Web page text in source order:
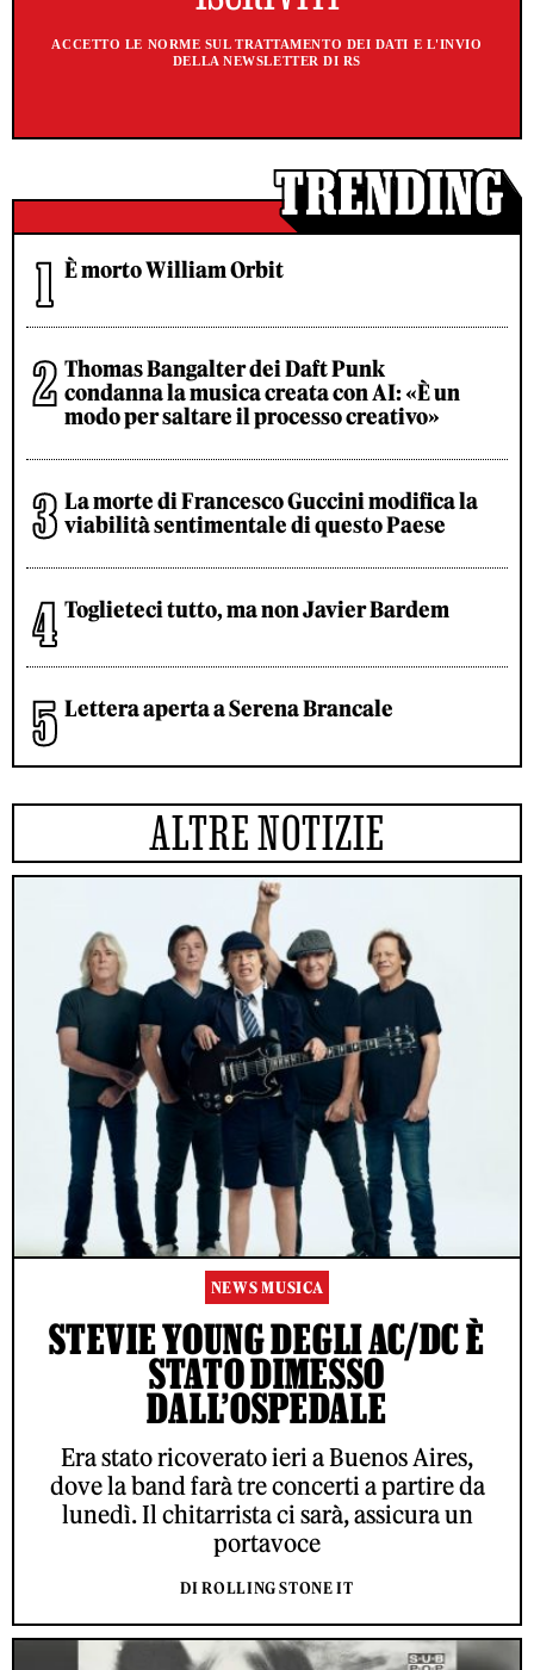
ACCETTO LE NORME SUL TRATTAMENTO DEI DATI E L'INVIO
DELLA NEWSLETTER DI RS
È morto William Orbit
Thomas Bangalter dei Daft Punk
condanna la musica creata con AI: «È un
modo per saltare il processo creativo»
La morte di Francesco Guccini modifica la
viabilità sentimentale di questo Paese
Toglieteci tutto, ma non Javier Bardem
Lettera aperta a Serena Brancale
ALTRE NOTIZIE
NEWS MUSICA
STEVIE YOUNG DEGLI AC/DC È
STATO DIMESSO
DALL’OSPEDALE
Era stato ricoverato ieri a Buenos Aires,
dove la band farà tre concerti a partire da
lunedì. Il chitarrista ci sarà, assicura un
portavoce
DI ROLLING STONE IT